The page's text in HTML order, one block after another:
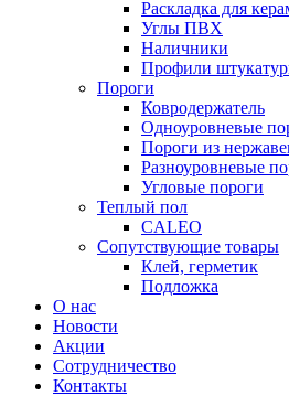
Раскладка для
Углы ПВХ
Наличники
Профили
Пороги
Ковродержатель
Одноуровневые
Пороги из
Разноуровневые
Угловые пороги
Теплый пол
CALEO
Сопутствующие товары
Клей, герметик
Подложка
О нас
Новости
Акции
Сотрудничество
Контакты